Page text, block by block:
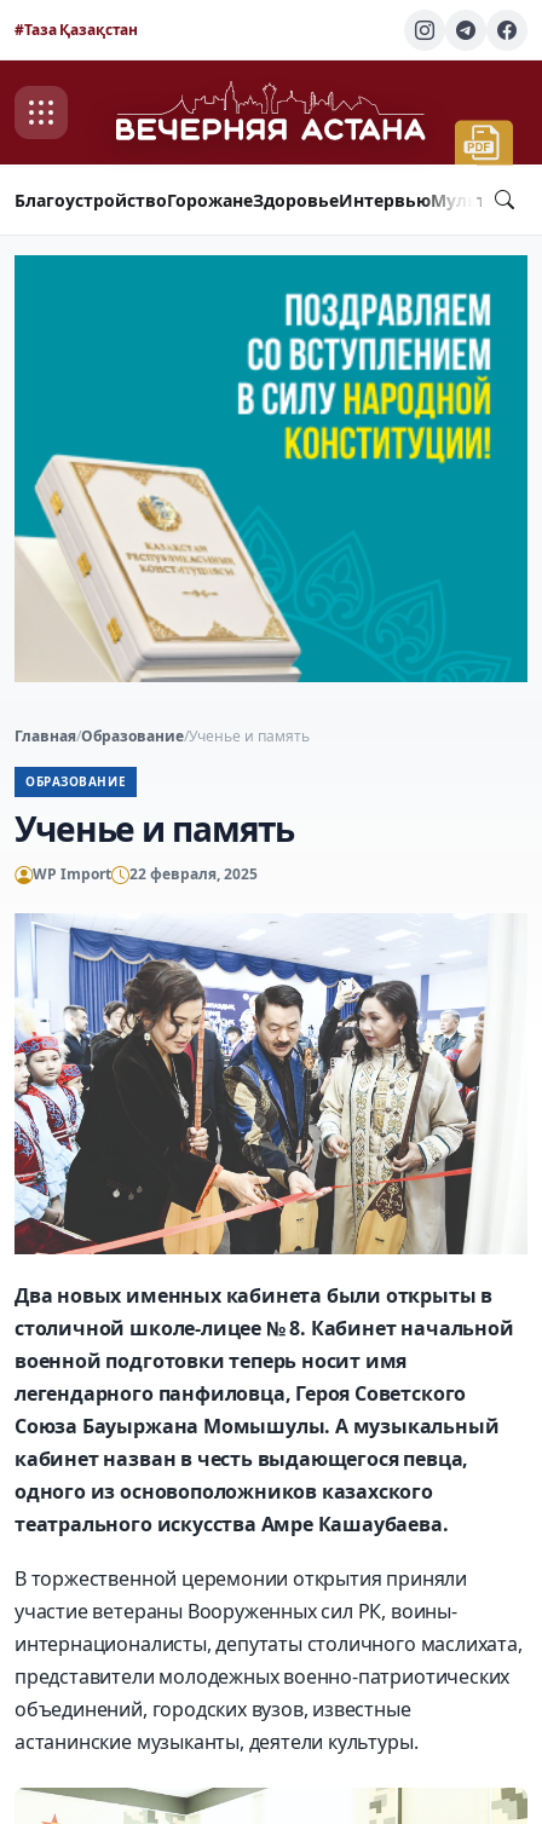
#Таза Қазақстан
БлагоустройствоГорожанеЗдоровьеИнтервью
Главная/Образование/Ученье и память
ОБРАЗОВАНИЕ
Ученье и память
WP Import 22 февраля, 2025
Два новых именных кабинета были открыты в
столичной школе-лицее № 8. Кабинет начальной
военной подготовки теперь носит имя
легендарного панфиловца, Героя Советского
Союза Бауыржана Момышулы. А музыкальный
кабинет назван в честь выдающегося певца,
одного из основоположников казахского
театрального искусства Амре Кашаубаева.
В торжественной церемонии открытия приняли
участие ветераны Вооруженных сил РК, воины-
интернационалисты, депутаты столичного маслихата,
представители молодежных военно-патриотических
объединений, городских вузов, известные
астанинские музыканты, деятели культуры.